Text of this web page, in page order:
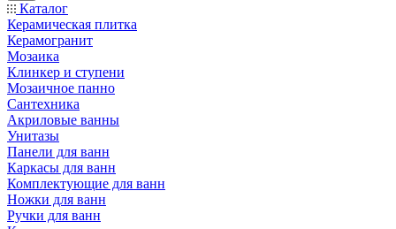
Каталог
Керамическая плитка
Керамогранит
Мозаика
Клинкер и ступени
Мозаичное панно
Сантехника
Акриловые ванны
Унитазы
Панели для ванн
Каркасы для ванн
Комплектующие для ванн
Ножки для ванн
Ручки для ванн